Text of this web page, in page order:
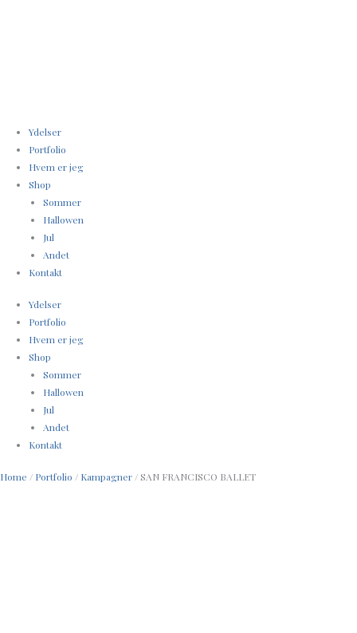
Ydelser
Portfolio
Hvem er jeg
Shop
Sommer
Hallowen
Jul
Andet
Kontakt
Ydelser
Portfolio
Hvem er jeg
Shop
Sommer
Hallowen
Jul
Andet
Kontakt
Home / Portfolio / Kampagner / SAN FRANCISCO BALLET